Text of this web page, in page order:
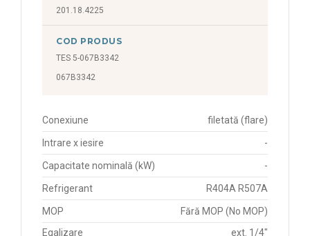
201.18.4225
COD PRODUS
TES 5-067B3342
067B3342
Conexiune filetată (flare)
Intrare x iesire -
Capacitate nominală (kW) -
Refrigerant R404A R507A
MOP
Fără MOP (No MOP)
Egalizare
ext. 1/4"